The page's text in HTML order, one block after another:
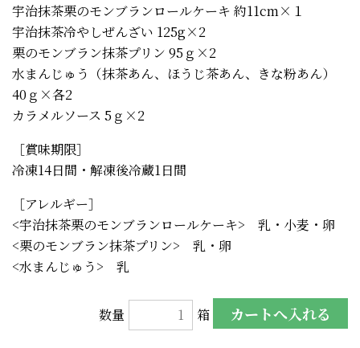
宇治抹茶栗のモンブランロールケーキ 約11cm×１
宇治抹茶冷やしぜんざい 125g×2
栗のモンブラン抹茶プリン 95ｇ×2
水まんじゅう（抹茶あん、ほうじ茶あん、きな粉あん）
40ｇ×各2
カラメルソース 5ｇ×2
［賞味期限］
冷凍14日間・解凍後冷蔵1日間
［アレルギー］
<宇治抹茶栗のモンブランロールケーキ> 乳・小麦・卵
<栗のモンブラン抹茶プリン> 乳・卵
<水まんじゅう> 乳
数量 箱